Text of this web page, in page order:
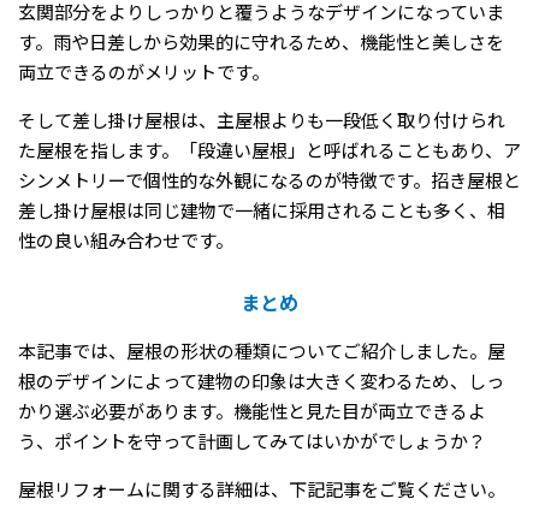
玄関部分をよりしっかりと覆うようなデザインになっていま
す。雨や日差しから効果的に守れるため、機能性と美しさを
両立できるのがメリットです。
そして差し掛け屋根は、主屋根よりも一段低く取り付けられ
た屋根を指します。「段違い屋根」と呼ばれることもあり、ア
シンメトリーで個性的な外観になるのが特徴です。招き屋根と
差し掛け屋根は同じ建物で一緒に採用されることも多く、相
性の良い組み合わせです。
まとめ
本記事では、屋根の形状の種類についてご紹介しました。屋
根のデザインによって建物の印象は大きく変わるため、しっ
かり選ぶ必要があります。機能性と見た目が両立できるよ
う、ポイントを守って計画してみてはいかがでしょうか？
屋根リフォームに関する詳細は、下記記事をご覧ください。